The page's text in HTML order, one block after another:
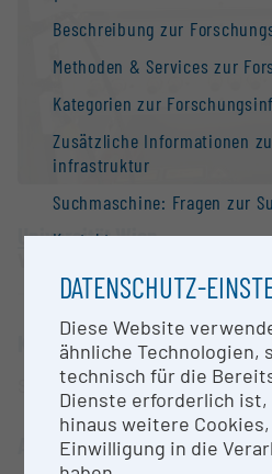
Beschreibung zur
Methoden & Services zur
Kategorien zur
Zusätzliche Informationen
infrastruktur
Suchmaschine: Fragen zur
Kontakt
Information
Forschungs­infrastrukturen
Union
Forschungs­infrastruktur-
Forschungs­infrastruktur-
Universität Wien
KURZBESCHREIBUNG
Schnelle, rauscharme
ANSPRECHPERSON
DATENSCHUTZ-
Diese Website
ähnliche Technologien,
technisch für die
Dienste erforderlich
hinaus weitere
Einwilligung in die